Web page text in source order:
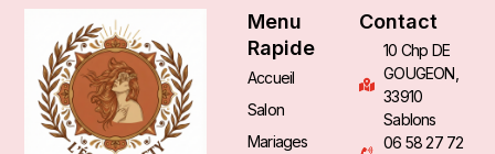
Menu
Rapide
Accueil
Salon
Mariages
Contact
10 Chp DE
GOUGEON,
33910
Sablons
06 58 27 72